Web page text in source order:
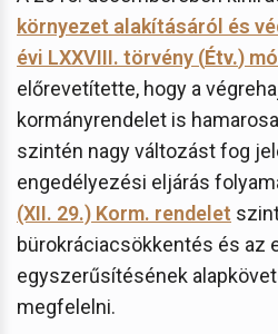
környezet alakításáról és
évi LXXVIII. törvény (Étv.)
előrevetítette, hogy a
kormányrendelet is
szintén nagy változást fog
engedélyezési eljárás
(XII. 29.) Korm. rendelet
bürokráciacsökkentés és az
egyszerűsítésének
megfelelni.